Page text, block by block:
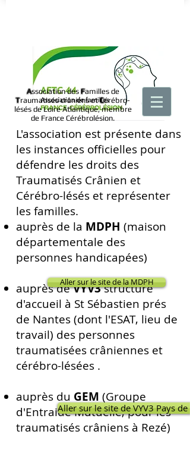
Association des Familles de
Traumatisés crâniens etCérébro-
lésés de Loire Atlantique, membre
de France Cérébrolésion.
L'association est présente dans
les instances officielles pour
défendre les droits des
Traumatisés Crânien et
Cérébro-lésés et représenter
les familles.
auprès de la MDPH (maison
départementale des
personnes handicapées)
auprès deVYV3structure
d'accueil à St Sébastien prés
de Nantes (dont l'ESAT, lieu de
travail) des personnes
traumatisées crâniennes et
cérébro-lésées .
auprès du GEM (Groupe
d'Entraide Mutuelle, pour les
traumatisés crâniens à Rezé)
Aller sur le site de la MDPH
Aller sur le site de VYV3 Pays de